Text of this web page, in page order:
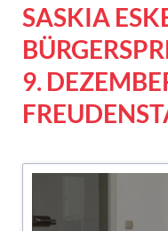
SASKIA
9.